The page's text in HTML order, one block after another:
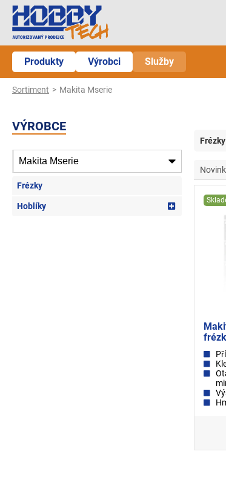
Produkty Výrobci Služby
Sortiment Makita Mserie
VÝROBCE
Frézky
Hoblíky
Frézky